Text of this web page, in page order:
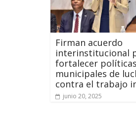
Firman acuerdo
interinstitucional
fortalecer políticas
municipales de
contra el trabajo
junio 20, 2025